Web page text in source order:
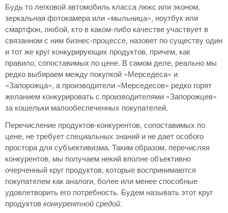
Будь то легковой автомобиль класса люкс или эконом,
зеркальная фотокамера или «мыльница», ноутбук или
смартфон, любой, кто в каком-либо качестве участвует в
связанном с ним бизнес-процессе, назовет по существу один
и тот же круг конкурирующих продуктов, причем, как
правило, сопоставимых по цене. В самом деле, реально мы
редко выбираем между покупкой «Мерседеса» и
«Запорожца», а производители «Мерседесов» редко горят
желанием конкурировать с производителями «Запорожцев»
за кошельки малообеспеченных покупателей.
Перечисление продуктов-конкурентов, сопоставимых по
цене, не требует специальных знаний и не дает особого
простора для субъективизма. Таким образом, перечисляя
конкурентов, мы получаем некий вполне объективно
очерченный круг продуктов, которые воспринимаются
покупателем как аналоги, более или менее способные
удовлетворить его потребность. Будем называть этот круг
продуктовконкурентной средой.